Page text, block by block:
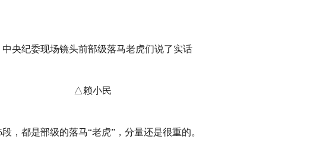
△赖小民
，都是部级的落马“老虎”，分量还是很重的。